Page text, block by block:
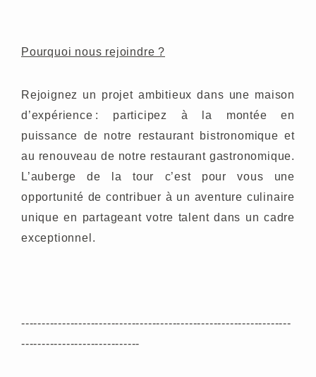
Pourquoi nous rejoindre ?
Rejoignez un projet ambitieux dans une maison
d’expérience : participez à la montée en
puissance de notre restaurant bistronomique et
au renouveau de notre restaurant gastronomique.
L’auberge de la tour c’est pour vous une
opportunité de contribuer à un aventure culinaire
unique en partageant votre talent dans un cadre
exceptionnel.
------------------------------------------------------------------
-----------------------------